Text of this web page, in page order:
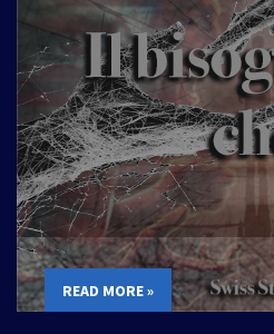
READ MORE »